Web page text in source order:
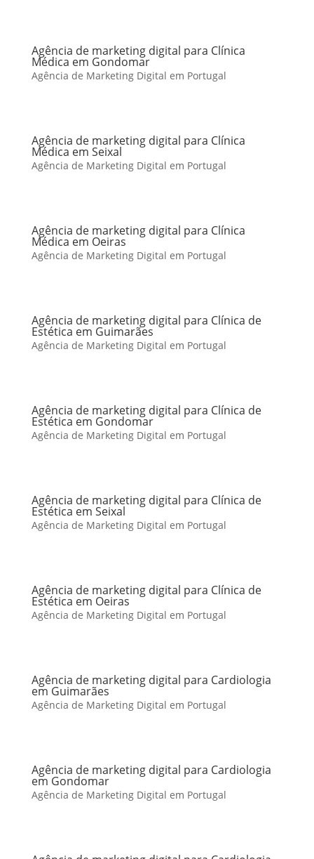
Agência de marketing digital para Clínica
Médica em Gondomar
Agência de Marketing Digital em Portugal
Agência de marketing digital para Clínica
Médica em Seixal
Agência de Marketing Digital em Portugal
Agência de marketing digital para Clínica
Médica em Oeiras
Agência de Marketing Digital em Portugal
Agência de marketing digital para Clínica de
Estética em Guimarães
Agência de Marketing Digital em Portugal
Agência de marketing digital para Clínica de
Estética em Gondomar
Agência de Marketing Digital em Portugal
Agência de marketing digital para Clínica de
Estética em Seixal
Agência de Marketing Digital em Portugal
Agência de marketing digital para Clínica de
Estética em Oeiras
Agência de Marketing Digital em Portugal
Agência de marketing digital para Cardiologia
em Guimarães
Agência de Marketing Digital em Portugal
Agência de marketing digital para Cardiologia
em Gondomar
Agência de Marketing Digital em Portugal